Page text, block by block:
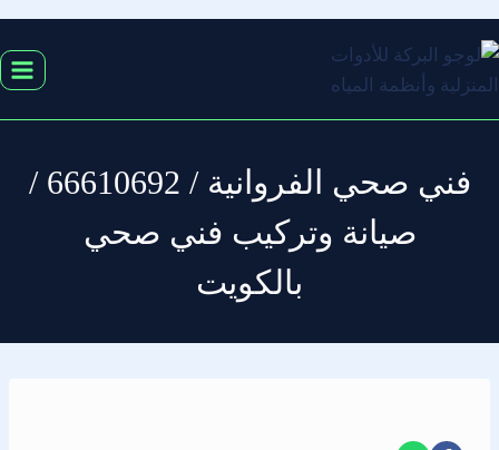
إلى
المحتوى
فني صحي الفروانية / 66610692 /
صيانة وتركيب فني صحي
بالكويت